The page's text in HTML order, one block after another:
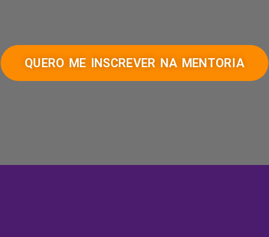
QUERO ME INSCREVER NA MENTORIA